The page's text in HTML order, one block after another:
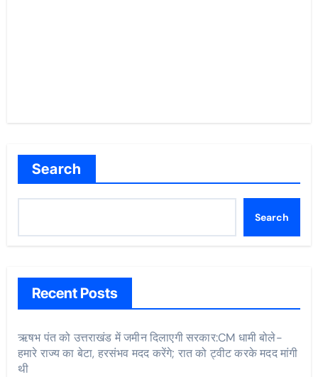
Search
Search
Recent Posts
ऋषभ पंत को उत्तराखंड में जमीन दिलाएगी सरकार:CM धामी बोले-
हमारे राज्य का बेटा, हरसंभव मदद करेंगे; रात को ट्वीट करके मदद मांगी
थी